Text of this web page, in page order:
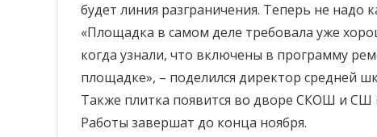
будет линия разграничения. Теперь не надо
«Площадка в самом деле требовала уже
когда узнали, что включены в программу
площадке», – поделился директор средней
Также плитка появится во дворе СКОШ и СШ
Работы завершат до конца ноября.